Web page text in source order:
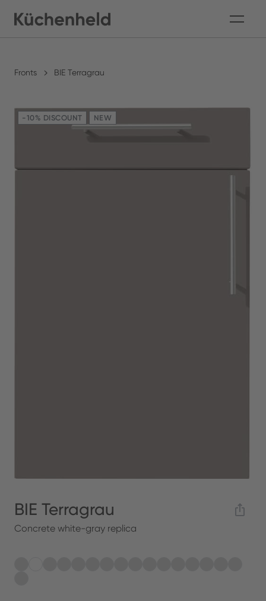
Fronts BIE Terragrau
-10% DISCOUNT NEW
BIE Terragrau
Concrete white-gray replica